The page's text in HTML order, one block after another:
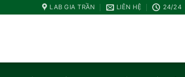
LAB GIA TRẦN LIÊN HỆ 24/24